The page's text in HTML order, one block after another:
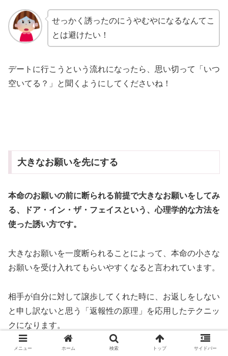
せっかく誘ったのにうやむやになるなんてこ
とは避けたい！
デートに行こうという流れになったら、思い切って「いつ
空いてる？」と聞くようにしてくださいね！
大きなお願いを先にする
本命のお願いの前に断られる前提で大きなお願いをしてみ
る、ドア・イン・ザ・フェイスという、心理学的な方法を
使った誘い方です。
大きなお願いを一度断られることによって、本命の小さな
お願いを受け入れてもらいやすくなると言われています。
相手が自分に対して譲歩してくれた時に、お返しをしない
と申し訳ないと思う「返報性の原理」を応用したテクニッ
クになります。
メニュー ホーム 検索 トップ サイドバー